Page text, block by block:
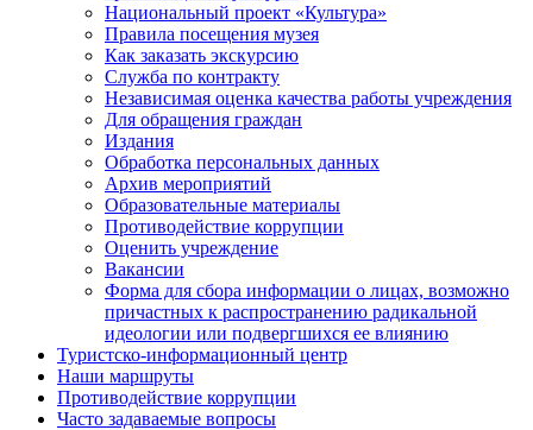
Национальный проект «Культура»
Правила посещения музея
Как заказать экскурсию
Служба по контракту
Независимая оценка качества работы учреждения
Для обращения граждан
Издания
Обработка персональных данных
Архив мероприятий
Образовательные материалы
Противодействие коррупции
Оценить учреждение
Вакансии
Форма для сбора информации о лицах, возможно
причастных к распространению радикальной
идеологии или подвергшихся ее влиянию
Туристско-информационный центр
Наши маршруты
Противодействие коррупции
Часто задаваемые вопросы